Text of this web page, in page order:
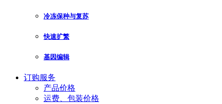
冷冻保种与复苏
快速扩繁
基因编辑
订购服务
产品价格
运费、包装价格